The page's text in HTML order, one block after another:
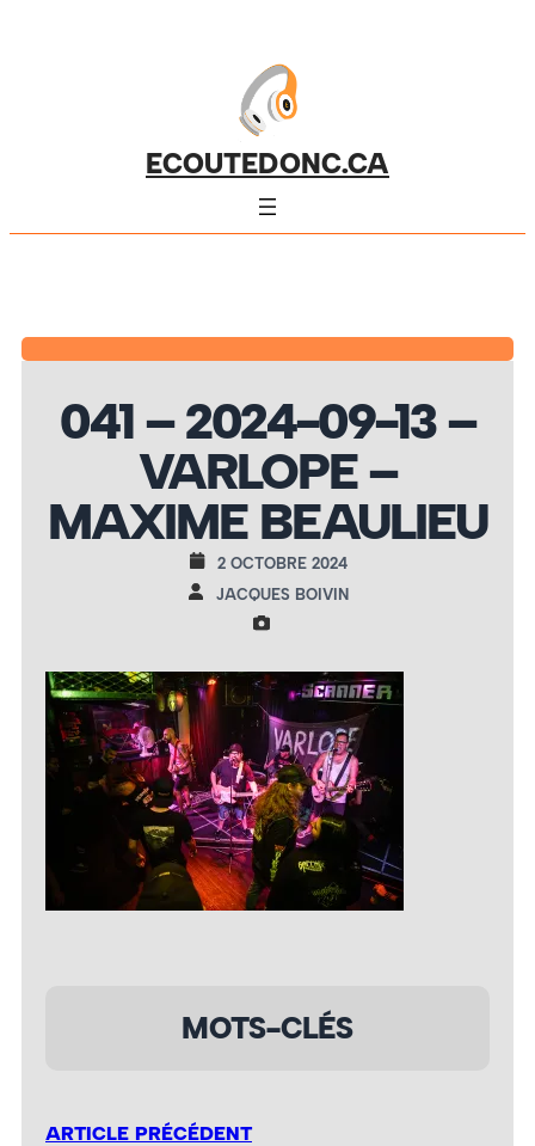
ECOUTEDONC.CA
041 – 2024-09-13 –
VARLOPE –
MAXIME BEAULIEU
2 OCTOBRE 2024
JACQUES BOIVIN
MOTS-CLÉS
ARTICLE PRÉCÉDENT